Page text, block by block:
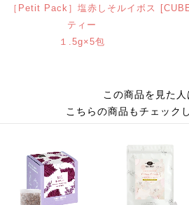
［Petit Pack］塩赤しそルイボス
ティー
１.5g×5包
この商品を見た人
こちらの商品もチェック